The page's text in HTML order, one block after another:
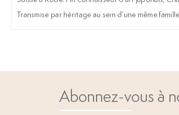
Transmise par héritage au sein d’une même
Abonnez-vous à